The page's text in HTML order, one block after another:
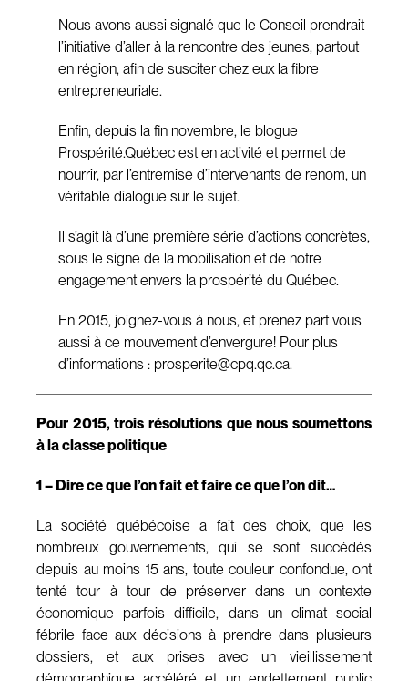
Nous avons aussi signalé que le Conseil prendrait
l’initiative d’aller à la rencontre des jeunes, partout
en région, afin de susciter chez eux la fibre
entrepreneuriale.
Enfin, depuis la fin novembre, le blogue
Prospérité.Québec est en activité et permet de
nourrir, par l’entremise d’intervenants de renom, un
véritable dialogue sur le sujet.
Il s’agit là d’une première série d’actions concrètes,
sous le signe de la mobilisation et de notre
engagement envers la prospérité du Québec.
En 2015, joignez-vous à nous, et prenez part vous
aussi à ce mouvement d’envergure! Pour plus
d’informations : prosperite@cpq.qc.ca.
Pour 2015, trois résolutions que nous soumettons
à la classe politique
1 – Dire ce que l’on fait et faire ce que l’on dit…
La société québécoise a fait des choix, que les
nombreux gouvernements, qui se sont succédés
depuis au moins 15 ans, toute couleur confondue, ont
tenté tour à tour de préserver dans un contexte
économique parfois difficile, dans un climat social
fébrile face aux décisions à prendre dans plusieurs
dossiers, et aux prises avec un vieillissement